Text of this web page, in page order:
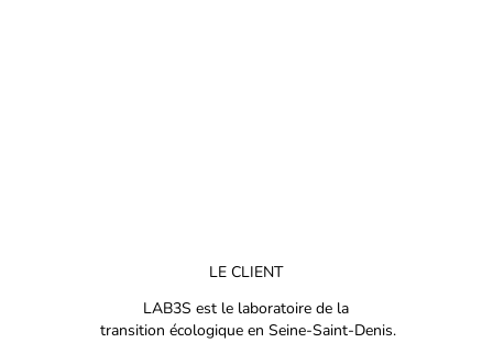
LE CLIENT
LAB3S est le laboratoire de la
transition écologique en Seine-Saint-Denis.